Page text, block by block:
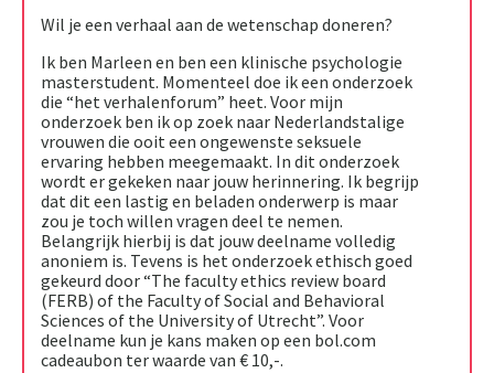
Wil je een verhaal aan de wetenschap doneren?
Ik ben Marleen en ben een klinische psychologie
masterstudent. Momenteel doe ik een onderzoek
die “het verhalenforum” heet. Voor mijn
onderzoek ben ik op zoek naar Nederlandstalige
vrouwen die ooit een ongewenste seksuele
ervaring hebben meegemaakt. In dit onderzoek
wordt er gekeken naar jouw herinnering. Ik begrijp
dat dit een lastig en beladen onderwerp is maar
zou je toch willen vragen deel te nemen.
Belangrijk hierbij is dat jouw deelname volledig
anoniem is. Tevens is het onderzoek ethisch goed
gekeurd door “The faculty ethics review board
(FERB) of the Faculty of Social and Behavioral
Sciences of the University of Utrecht”. Voor
deelname kun je kans maken op een bol.com
cadeaubon ter waarde van € 10,-.